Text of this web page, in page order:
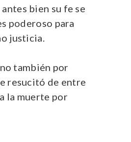
bien su fe se
poderoso para
justicia.
también por
resucitó de entre
la muerte por